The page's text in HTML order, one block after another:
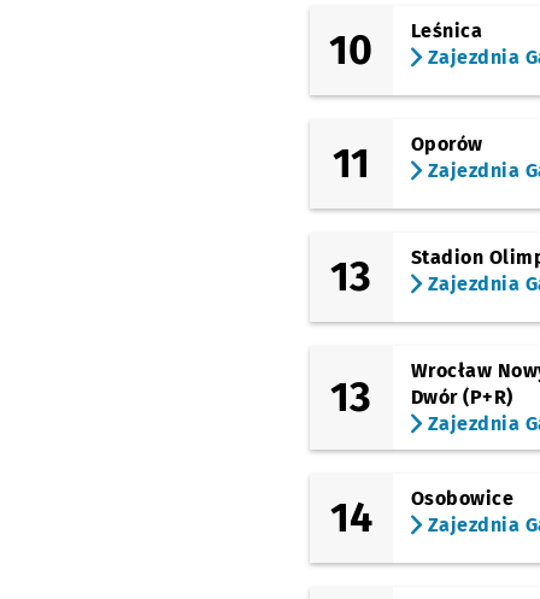
10
Leśnica
Zajezdnia
11
Oporów
Zajezdnia
13
Stadion
Zajezdnia
13
Wrocław
Dwór (P+R)
Zajezdnia
14
Osobowice
Zajezdnia